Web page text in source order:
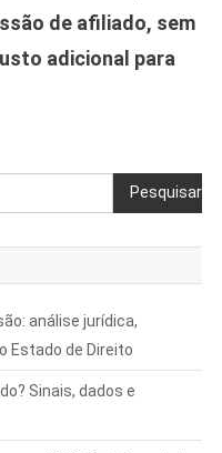
de afiliado, sem
adicional para
Pesquisar
análise jurídica,
Estado de Direito
Sinais, dados e